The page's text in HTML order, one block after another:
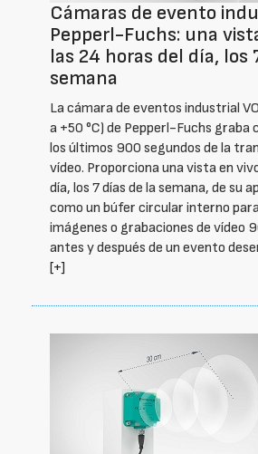
Cámaras de evento
Pepperl-Fuchs: una
las 24 horas del día, los
semana
La cámara de eventos industrial
a +50 °C) de Pepperl-Fuchs
los últimos 900 segundos de la
vídeo. Proporciona una vista en
día, los 7 días de la semana, de su
como un búfer circular interno
imágenes o grabaciones de vídeo
antes y después de un evento
[+]